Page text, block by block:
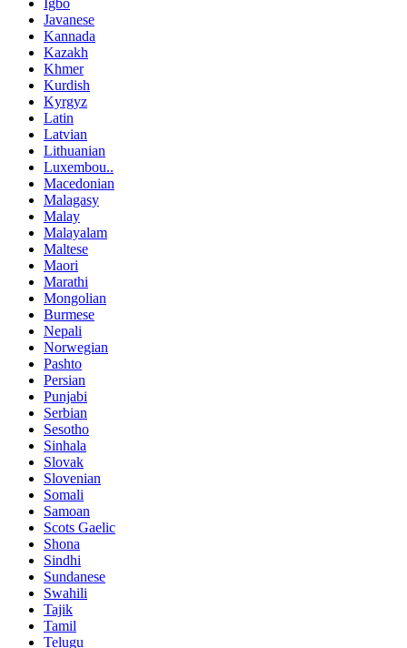
Igbo
Javanese
Kannada
Kazakh
Khmer
Kurdish
Kyrgyz
Latin
Latvian
Lithuanian
Luxembou..
Macedonian
Malagasy
Malay
Malayalam
Maltese
Maori
Marathi
Mongolian
Burmese
Nepali
Norwegian
Pashto
Persian
Punjabi
Serbian
Sesotho
Sinhala
Slovak
Slovenian
Somali
Samoan
Scots Gaelic
Shona
Sindhi
Sundanese
Swahili
Tajik
Tamil
Telugu